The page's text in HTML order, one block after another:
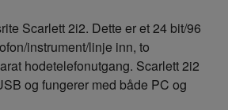
Scarlett 2i2. Dette er et 24 bit/96
instrument/linje inn, to
hodetelefonutgang. Scarlett 2i2
og fungerer med både PC og